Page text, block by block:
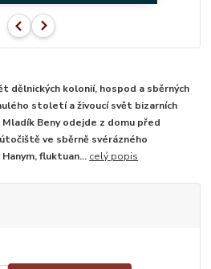
dělnických kolonií, hospod a sběrných
století a živoucí svět bizarních
Beny odejde z domu před
ve sběrně svérázného
fluktuan... celý popis